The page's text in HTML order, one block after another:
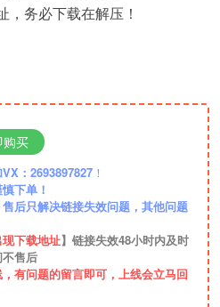
，务必下载在解压！
购买
：2693897827 ！
下单！
售后只解决链接失效问题，其他问题
下载地址】链接失效48小时内及时
售后
有问题的留言即可，上线会立马回